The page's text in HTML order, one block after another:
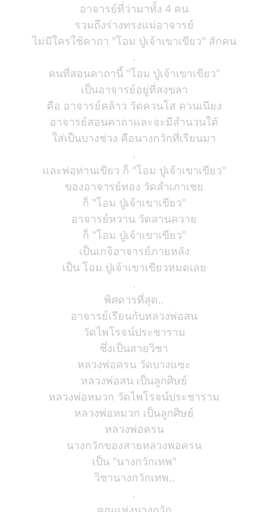
อาจารย์ที่ว่ามาทั้ง 4 คน
รวมถึงร่างทรงแม่อาจารย์
ไม่มีใครใช้คาถา "โอม ปู่เจ้าเขาเขียว" สักคน
.
คนที่สอนคาถานี้ "โอม ปู่เจ้าเขาเขียว"
เป็นอาจารย์อยู่ที่สงขลา
คือ อาจารย์คล้าว วัดควนโส ควนเนียง
อาจารย์สอนคาถาและจะมีสำนวนใต้
ใส่เป็นบางช่วง คือนางกวักที่เรียนมา
.
และพ่อท่านเขียว ก็ "โอม ปู่เจ้าเขาเขียว"
ของอาจารย์ทอง วัดสำเภาเชย
ก็ "โอม ปู่เจ้าเขาเขียว"
อาจารย์หวาน วัดลานควาย
ก็ "โอม ปู่เจ้าเขาเขียว"
เป็นเกจิอาจารย์ภายหลัง
เป็น โอม ปู่เจ้าเขาเขียวหมดเลย
.
พิศดารที่สุด..
อาจารย์เรียนกับหลวงพ่อสน
วัดไพโรจน์ประชาราม
ซึ่งเป็นสายวิชา
หลวงพ่อครน วัดบางแซะ
หลวงพ่อสน เป็นลูกศิษย์
หลวงพ่อหมวก วัดไพโรจน์ประชาราม
หลวงพ่อหมวก เป็นลูกศิษย์
หลวงพ่อครน
นางกวักของสายหลวงพ่อครน
เป็น "นางกวักเทพ"
วิชานางกวักเทพ..
.